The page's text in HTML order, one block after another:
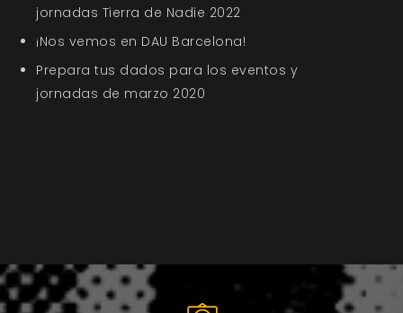
jornadas Tierra de Nadie 2022
¡Nos vemos en DAU Barcelona!
Prepara tus dados para los eventos y
jornadas de marzo 2020